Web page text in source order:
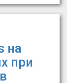
на
при